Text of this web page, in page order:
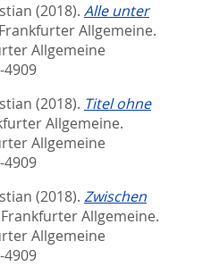
(2018). Alle unter
Allgemeine.
Allgemeine
4909
(2018). Titel ohne
Allgemeine.
Allgemeine
4909
(2018). Zwischen
Frankfurter Allgemeine.
Allgemeine
4909